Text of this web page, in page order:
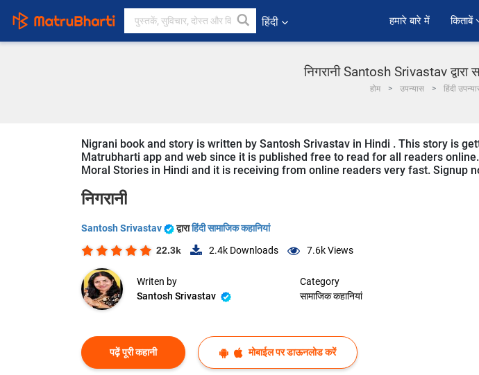
हिंदी हमारे बारे में किताबें
निगरानी Santosh Srivastav द्वारा
होम उपन्यास हिंदी
Nigrani book and story is written by Santosh Srivastav in Hindi . This story is
Matrubharti app and web since it is published free to read for all readers
Moral Stories in Hindi and it is receiving from online readers very fast. Signup
निगरानी
Santosh Srivastav द्वाराहिंदी सामाजिक कहानियां
22.3k 2.4k Downloads 7.6kViews
Writen by
Santosh Srivastav
Category
सामाजिक कहानियां
पढ़ें पूरी कहानी मोबाईल पर डाऊनलोड करें